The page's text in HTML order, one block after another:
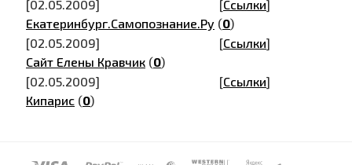
[02.05.2009] [Ссылки]
Екатеринбург.Самопознание.Ру (0)
[02.05.2009]
[Ссылки]
Сайт Елены Кравчик (0)
[02.05.2009]
[Ссылки]
Кипарис (0)